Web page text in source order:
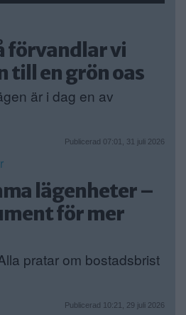
förvandlar vi
till en grön oas
är i dag en av
Publicerad 07:01, 31 juli 2026
lägenheter –
för mer
pratar om bostadsbrist
Publicerad 10:21, 29 juli 2026